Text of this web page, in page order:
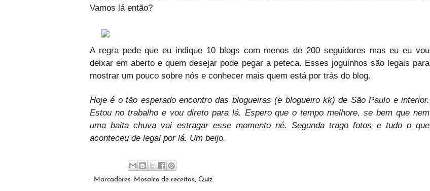
Vamos lá então?
A regra pede que eu indique 10 blogs com menos de 200 seguidores mas eu eu vou
deixar em aberto e quem desejar pode pegar a peteca. Esses joguinhos são legais para
mostrar um pouco sobre nós e conhecer mais quem está por trás do blog.
Hoje é o tão esperado encontro das blogueiras (e blogueiro kk) de São Paulo e interior.
Estou no trabalho e vou direto para lá. Espero que o tempo melhore, se bem que nem
uma baita chuva vai estragar esse momento né. Segunda trago fotos e tudo o que
aconteceu de legal por lá. Um beijo.
Marcadores: Mosaico de receitas, Quiz